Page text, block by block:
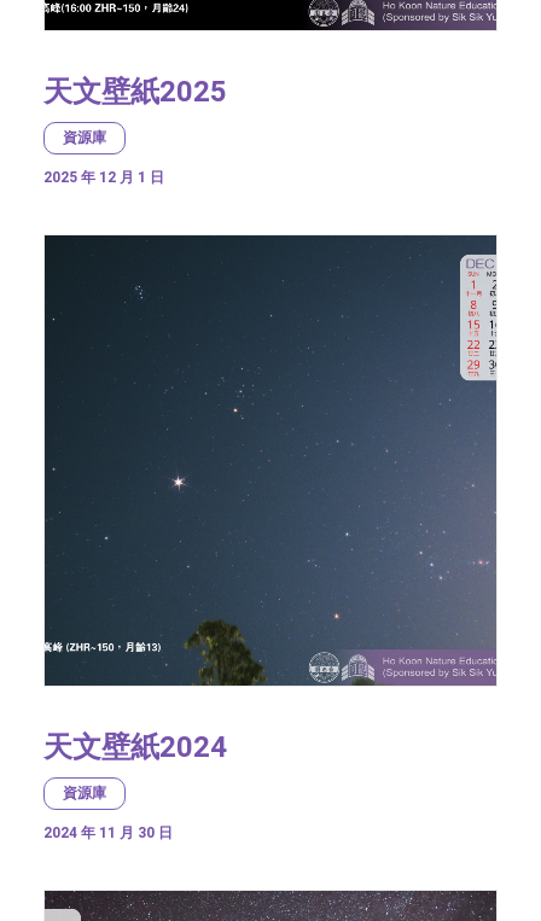
天文壁紙2025
資源庫
2025 年 12 月 1 日
天文壁紙2024
資源庫
2024 年 11 月 30 日